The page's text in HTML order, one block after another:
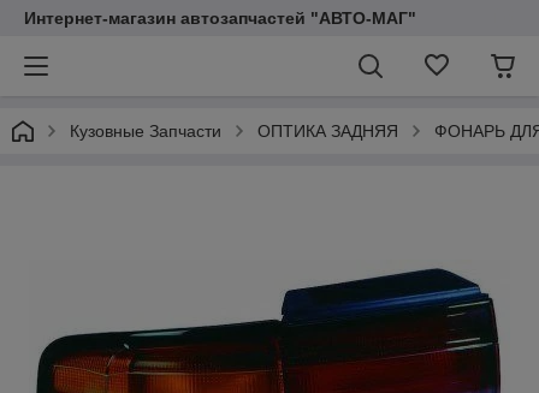
Интернет-магазин автозапчастей "АВТО-МАГ"
Кузовные Запчасти ОПТИКА ЗАДНЯЯ ФОНАРЬ